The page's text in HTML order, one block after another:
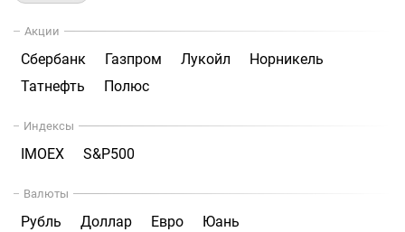
Акции
Сбербанк Газпром Лукойл
Норникель
Татнефть
Полюс
Индексы
IMOEX S&P500
Валюты
Рубль Доллар Евро Юань